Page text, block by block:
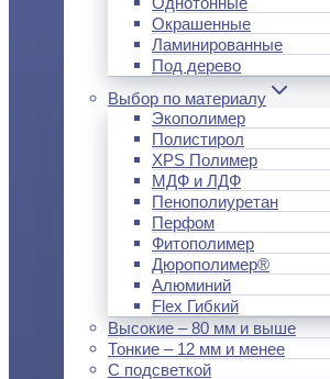
Окрашенные
Ламинированные
Под дерево
Выбор по материалу
Экополимер
Полистирол
XPS Полимер
МДФ и ЛДФ
Пенополиуретан
Перфом
Фитополимер
Дюрополимер®
Алюминий
Flex Гибкий
Высокие – 80 мм и выше
Тонкие – 12 мм и менее
С подсветкой